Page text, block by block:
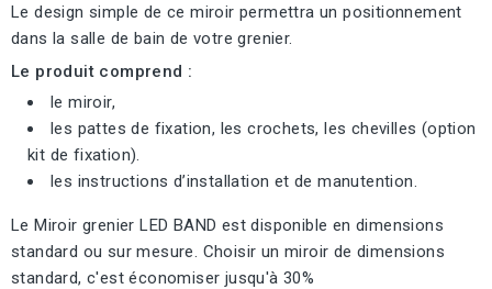
Le design simple de ce miroir permettra un positionnement
dans la salle de bain de votre grenier.
Le produit comprend :
le miroir,
les pattes de fixation, les crochets, les chevilles (option
kit de fixation).
les instructions d’installation et de manutention.
Le Miroir grenier LED BAND est disponible en dimensions
standard ou sur mesure. Choisir un miroir de dimensions
standard, c'est économiser jusqu'à 30%